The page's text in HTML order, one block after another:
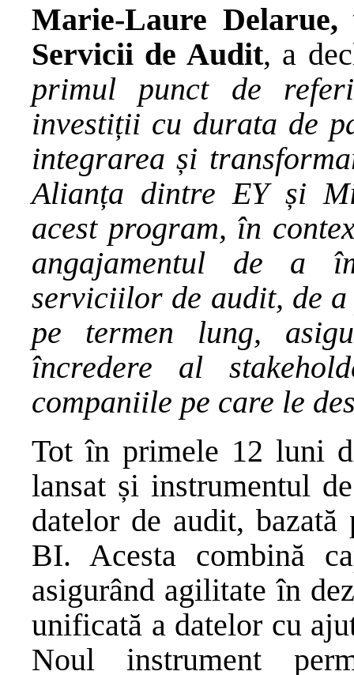
Marie-Laure
Servicii de Audit, a
primul punct de
investiții cu durata de
integrarea și
Alianța dintre EY și
acest program, în
angajamentul de a
serviciilor de audit, de
pe termen lung,
încredere al
companiile pe care le
Tot în primele 12 luni
lansat și instrumentul
datelor de audit,
BI. Acesta combină
asigurând agilitate în
unificată a datelor cu
Noul instrument